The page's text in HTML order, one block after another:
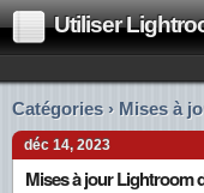
Utiliser
Catégories › Mises à
déc 14, 2023
Mises à jour Lightroom